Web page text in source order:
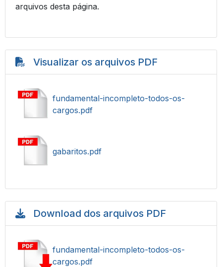
arquivos desta página.
Visualizar os arquivos PDF
fundamental-incompleto-todos-os-
cargos.pdf
gabaritos.pdf
Download dos arquivos PDF
fundamental-incompleto-todos-os-
cargos.pdf